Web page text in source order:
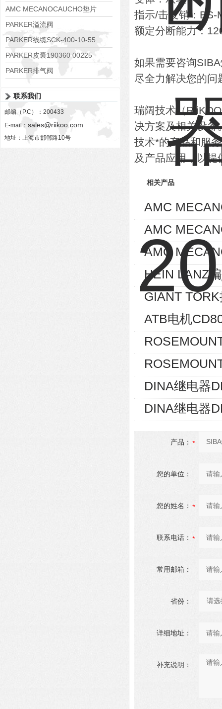
138551
AMC MECANOCAUCHO垫片
608074
PARKER溢流阀
RE06M35W2N1KWXG087
PARKER线缆SCK-400-10-55
PARKER皮囊190360 00225
PARKER排气阀
联系我们
邮编（P.C）：200433
E-mail： sales@riikoo.com
地址：上海市邯郸路10号
指示/击发销：BS-
额定分断能力：
如果需要咨询
尽全力解决您的问
瑞阔技术（
决方案及相关设备
技术*的产品和服
及产品应用，以提
相关产品
AMC
AMC
AMC
HEIN LANZ
GIANT
ATB电机
DINA继电器
DINA继电器
产品：
您的单位：
您的姓名：
联系电话：
常用邮箱：
省份：
详细地址：
补充说明：